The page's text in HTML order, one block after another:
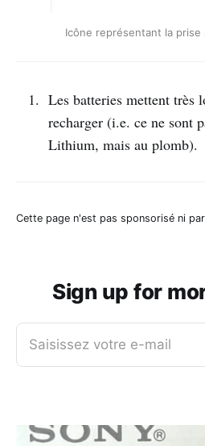
Icône représentant la prise
Les batteries mettent très
recharger (i.e. ce ne sont
Lithium, mais au plomb).
Cette page n'est pas sponsorisé ni
Sign up for
Saisissez votre e-mail